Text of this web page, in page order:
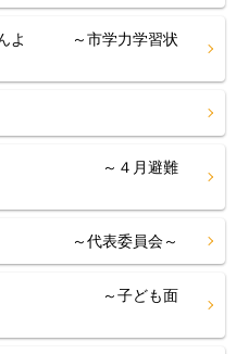
んよ ～市学力学習状
て ～４月避難
！ ～代表委員会～
・ ～子ども面